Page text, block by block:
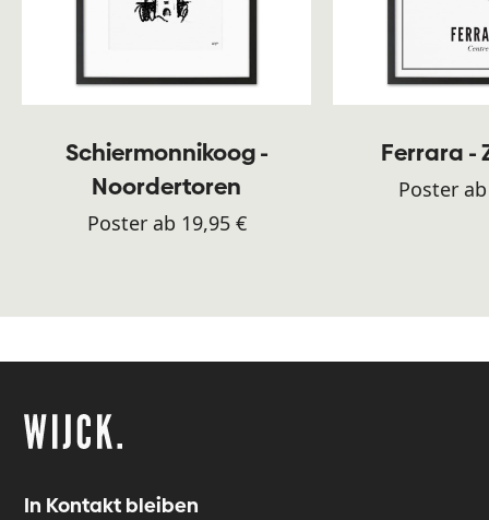
Schiermonnikoog -
Noordertoren
Poster ab 19,95 €
Ferrara -
Poster
In Kontakt bleiben